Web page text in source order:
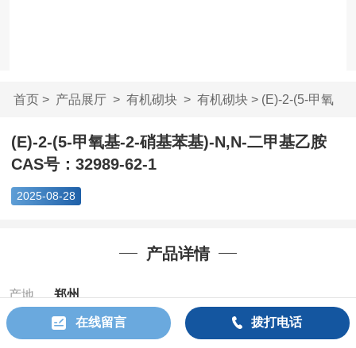
首页> 产品展厅> 有机砌块> 有机砌块> (E)-2-(5-甲氧
基-2-硝基苯基)-...
(E)-2-(5-甲氧基-2-硝基苯基)-N,N-二甲基乙胺
CAS号：32989-62-1
2025-08-28
产品详情
产地 郑州
32989-在线留言 拨打电话